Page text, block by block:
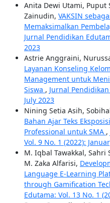
Anita Dewi Utami, Puput
Zainudin, VAKSIN
Memaksimalkan
Jurnal Pendidikan
2023
Astrie Anggraini,
Layanan Konseling
Management untuk
Siswa , Jurnal
July 2023
Nining Setia Asih,
Bahan Ajar Teks
Professional untuk SMA ,
Vol. 9 No. 1 (2022):
M. Iqbal Tawakkal, Sahri
M. Zaka Alfarisi,
Language E-Learning
through Gamification
Edutama: Vol. 13 No. 1